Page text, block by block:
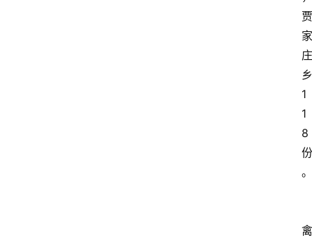
贾
家
庄
乡
1
1
8
份
。
禽